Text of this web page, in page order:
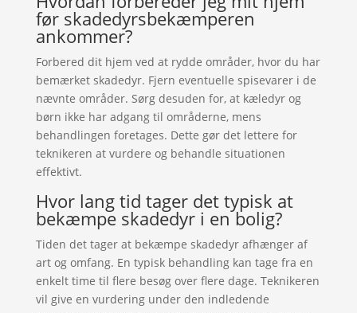
før skadedyrsbekæmperen
ankommer?
Forbered dit hjem ved at rydde områder, hvor du har
bemærket skadedyr. Fjern eventuelle spisevarer i de
nævnte områder. Sørg desuden for, at kæledyr og
børn ikke har adgang til områderne, mens
behandlingen foretages. Dette gør det lettere for
teknikeren at vurdere og behandle situationen
effektivt.
Hvor lang tid tager det typisk at
bekæmpe skadedyr i en bolig?
Tiden det tager at bekæmpe skadedyr afhænger af
art og omfang. En typisk behandling kan tage fra en
enkelt time til flere besøg over flere dage. Teknikeren
vil give en vurdering under den indledende